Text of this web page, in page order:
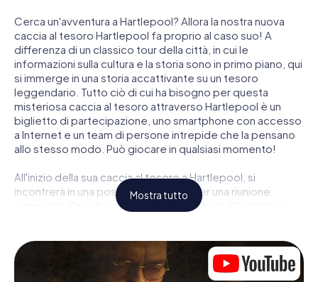
Cerca un'avventura a Hartlepool? Allora la nostra nuova
caccia al tesoro Hartlepool fa proprio al caso suo! A
differenza di un classico tour della città, in cui le
informazioni sulla cultura e la storia sono in primo piano, qui
si immerge in una storia accattivante su un tesoro
leggendario. Tutto ciò di cui ha bisogno per questa
misteriosa caccia al tesoro attraverso Hartlepool è un
biglietto di partecipazione, uno smartphone con accesso
a Internet e un team di persone intrepide che la pensano
allo stesso modo. Può giocare in qualsiasi momento!
All'inizio della sua caccia al tesoro a Hartlepool, si
incontrerà in una posizione centrale per una riunione
congiunta. Quindi i ruoli vengono distribuiti. Chi della sua
nostra caccia al tesoro a Hartlepool c'è un ruolo adatto
per ogni giocatore.
Mostra tutto